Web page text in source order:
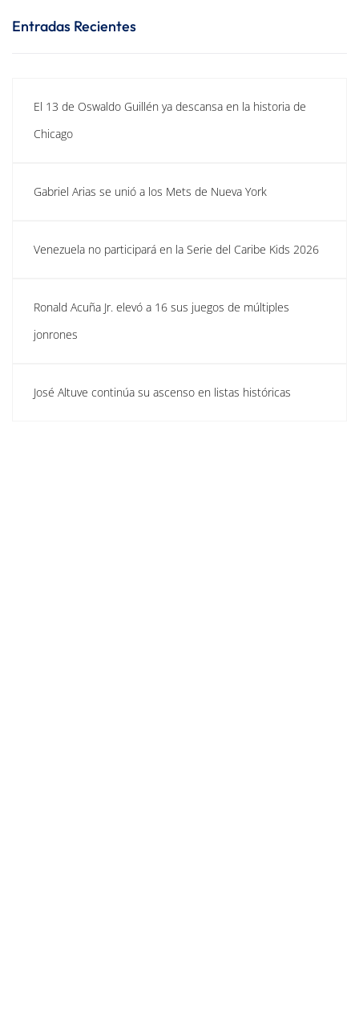
Entradas Recientes
El 13 de Oswaldo Guillén ya descansa en la historia de
Chicago
Gabriel Arias se unió a los Mets de Nueva York
Venezuela no participará en la Serie del Caribe Kids 2026
Ronald Acuña Jr. elevó a 16 sus juegos de múltiples
jonrones
José Altuve continúa su ascenso en listas históricas